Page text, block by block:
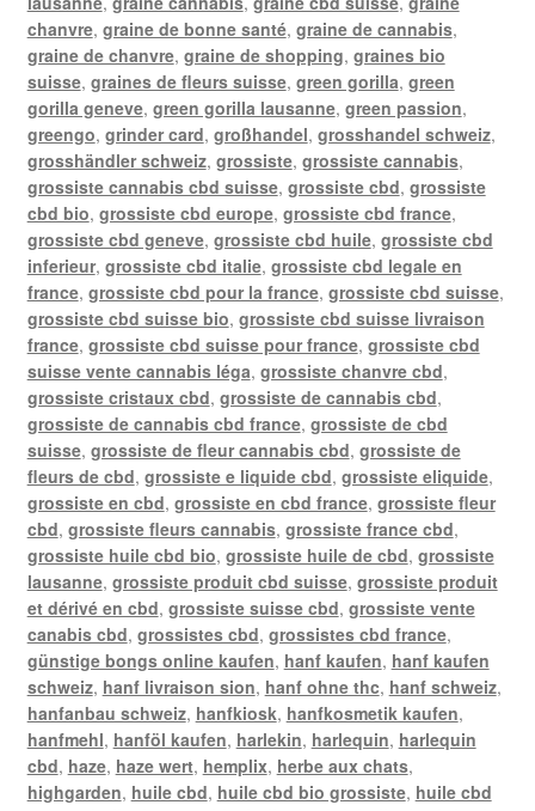
chanvre, graine de bonne santé, graine de cannabis,
graine de chanvre, graine de shopping, graines bio
suisse, graines de fleurs suisse, green gorilla, green
gorilla geneve, green gorilla lausanne, green passion,
greengo, grinder card, großhandel, grosshandel schweiz,
grosshändler schweiz, grossiste, grossiste cannabis,
grossiste cannabis cbd suisse, grossiste cbd, grossiste
cbd bio, grossiste cbd europe, grossiste cbd france,
grossiste cbd geneve, grossiste cbd huile, grossiste cbd
inferieur, grossiste cbd italie, grossiste cbd legale en
france, grossiste cbd pour la france, grossiste cbd suisse,
grossiste cbd suisse bio, grossiste cbd suisse livraison
france, grossiste cbd suisse pour france, grossiste cbd
suisse vente cannabis léga, grossiste chanvre cbd,
grossiste cristaux cbd, grossiste de cannabis cbd,
grossiste de cannabis cbd france, grossiste de cbd
suisse, grossiste de fleur cannabis cbd, grossiste de
fleurs de cbd, grossiste e liquide cbd, grossiste eliquide,
grossiste en cbd, grossiste en cbd france, grossiste fleur
cbd, grossiste fleurs cannabis, grossiste france cbd,
grossiste huile cbd bio, grossiste huile de cbd, grossiste
lausanne, grossiste produit cbd suisse, grossiste produit
et dérivé en cbd, grossiste suisse cbd, grossiste vente
canabis cbd, grossistes cbd, grossistes cbd france,
günstige bongs online kaufen, hanf kaufen, hanf kaufen
schweiz, hanf livraison sion, hanf ohne thc, hanf schweiz,
hanfanbau schweiz, hanfkiosk, hanfkosmetik kaufen,
hanfmehl, hanföl kaufen, harlekin, harlequin, harlequin
cbd, haze, haze wert, hemplix, herbe aux chats,
highgarden, huile cbd, huile cbd bio grossiste, huile cbd